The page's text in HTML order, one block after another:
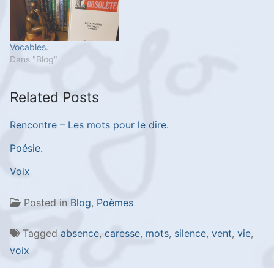
Vocables.
Dans "Blog"
Related Posts
Rencontre – Les mots pour le dire.
Poésie.
Voix
Posted in Blog, Poèmes
Tagged absence, caresse, mots, silence, vent, vie,
voix